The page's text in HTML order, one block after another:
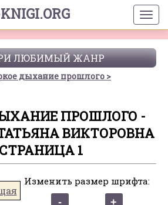
ЛЮБИМЫЙ ЖАНР
дыхание прошлого
ПРОШЛОГО -
ВИКТОРОВНА
1
Изменить размер шрифта: